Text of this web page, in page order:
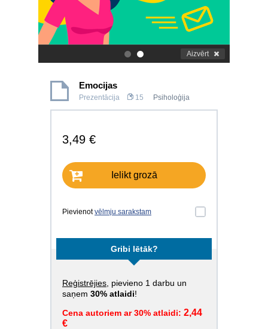
. Aizvērt
Emocijas
Prezentācija 15 Psiholoģija
3,49 €
Ielikt grozā
Pievienotvēlmju sarakstam
Gribi lētāk?
Reģistrējies , pievieno 1 darbu un
saņem 30% atlaidi!
Cena autoriem ar 30% atlaidi: 2,44
€